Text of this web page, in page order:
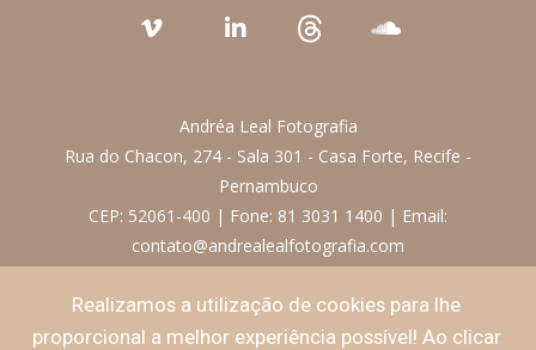
Andréa Leal Fotografia
Rua do Chacon, 274 - Sala 301 - Casa Forte, Recife -
Pernambuco
CEP: 52061-400 | Fone: 81 3031 1400 | Email:
contato@andrealealfotografia.com
Termos de Uso
Realizamos a utilização de cookies para lhe
proporcional a melhor experiência possível! Ao clicar